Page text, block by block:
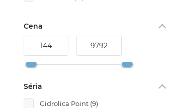
Cena
Séria
Gidrolica Point (9)